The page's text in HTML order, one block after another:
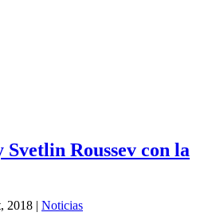
Svetlin Roussev con la
2018 | Noticias